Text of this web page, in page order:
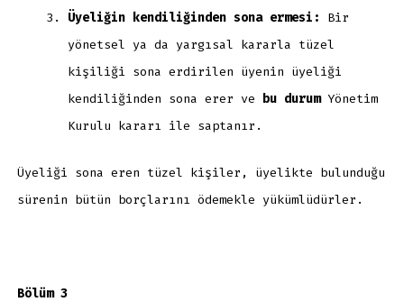
Üyeliğin kendiliğinden sona ermesi: Bir
yönetsel ya da yargısal kararla tüzel
kişiliği sona erdirilen üyenin üyeliği
kendiliğinden sona erer ve bu durumYönetim
Kurulu kararı ile saptanır.
Üyeliği sona eren tüzel kişiler, üyelikte bulunduğu
sürenin bütün borçlarını ödemekle yükümlüdürler.
Bölüm 3